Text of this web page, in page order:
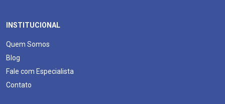
INSTITUCIONAL
Quem Somos
Blog
Fale com Especialista
Contato